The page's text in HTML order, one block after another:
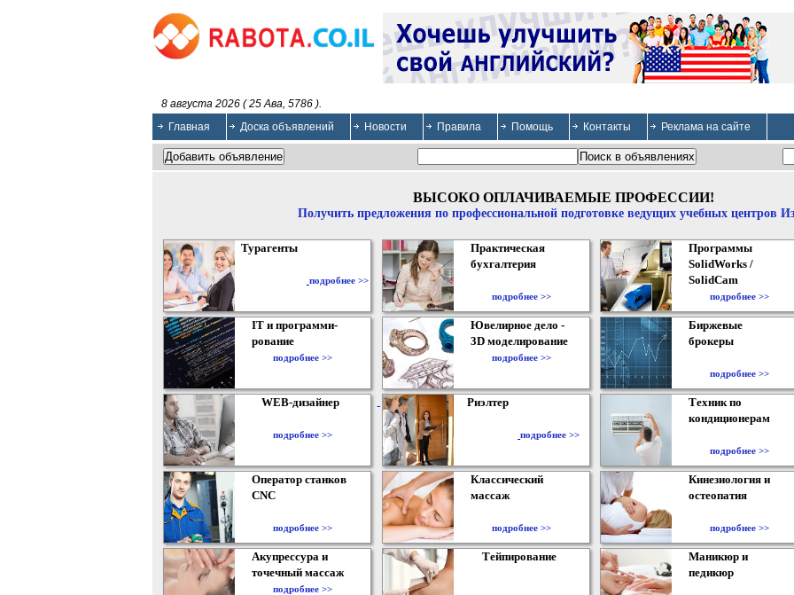
8 августа 2026 ( 25 Ава, 5786 ).
Главная
Доска объявлений Новости Правила Помощь Контакты Реклама на сайте
ВЫСОКО ОПЛАЧИВАЕМЫЕ ПРОФЕССИИ!
Получить предложения по профессиональной подготовке ведущих учебных центров
Турагенты
подробнее >>
Практическая
бухгалтерия
подробнее >>
Программы
SolidWorks /
SolidCam
подробнее >>
IT и программи-
рование
подробнее >>
Ювелирное дело -
3D моделирование
подробнее >>
Биржевые
брокеры
подробнее >>
WEB-дизайнер
подробнее >>
Риэлтер
подробнее >>
Техник по
кондиционерам
подробнее >>
Оператор станков
CNC
подробнее >>
Классический
массаж
подробнее >>
Кинезиология и
остеопатия
подробнее >>
Акупрессура и
точечный массаж
подробнее >>
Тейпирование
Маникюр и
педикюр